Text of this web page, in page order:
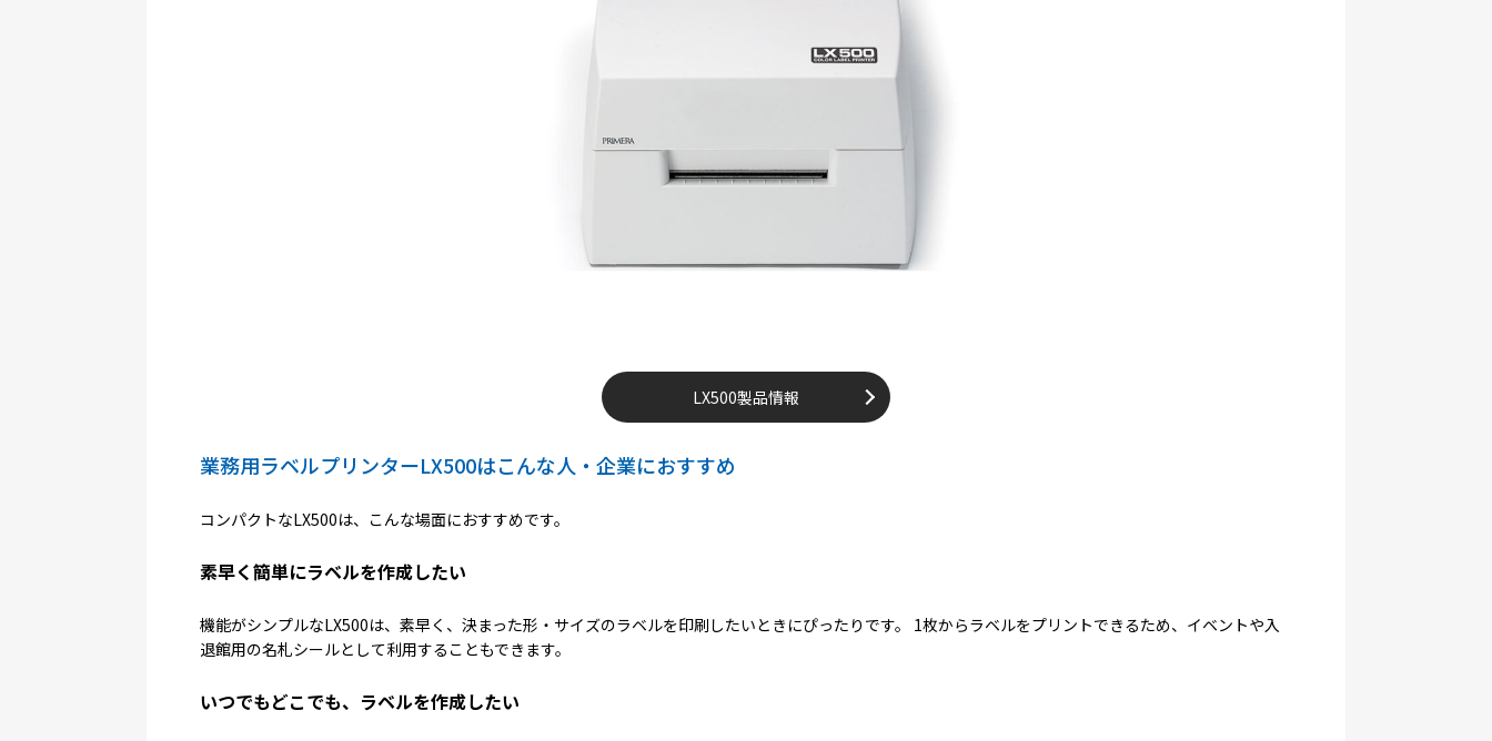
LX500製品情報
業務用ラベルプリンターLX500はこんな人・企業におすすめ
コンパクトなLX500は、こんな場面におすすめです。
素早く簡単にラベルを作成したい
機能がシンプルなLX500は、素早く、決まった形・サイズのラベルを印刷したいときにぴったりです。 1枚からラベルをプリントできるため、イベントや入
退館用の名札シールとして利用することもできます。
いつでもどこでも、ラベルを作成したい